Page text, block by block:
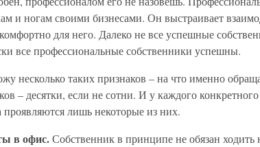
и ногам своими бизнесами. Он выстраивает
для него. Далеко не все успешные
все профессиональные собственники успешны.
несколько таких признаков – на что именно
– десятки, если не сотни. И у каждого
проявляются лишь некоторые из них.
в офис.Собственник в принципе не обязан ходить